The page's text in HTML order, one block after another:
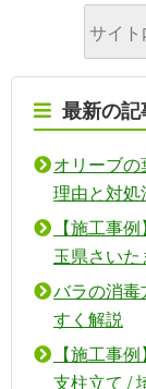
最新の記
オリーブ
理由と対
【施工事
玉県さい
バラの消
すく解説
【施工事
支柱立て /